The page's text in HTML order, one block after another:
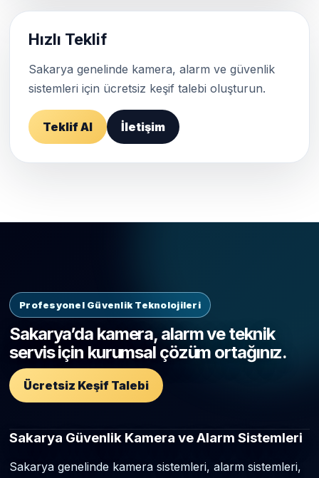
Hızlı Teklif
Sakarya genelinde kamera, alarm ve güvenlik
sistemleri için ücretsiz keşif talebi oluşturun.
Teklif Al İletişim
Profesyonel Güvenlik Teknolojileri
Sakarya’da kamera, alarm ve teknik
servis için kurumsal çözüm ortağınız.
Ücretsiz Keşif Talebi
Sakarya Güvenlik Kamera ve Alarm Sistemleri
Sakarya genelinde kamera sistemleri, alarm sistemleri,